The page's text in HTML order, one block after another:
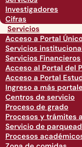
Investigadores
Cifras
Servicios
Acceso a Portal
Servicios
Servicios Financieros
Acceso al Portal del
Acceso a Portal
Ingreso a más
Centros de servicio
Proceso de grado
Procesos y trámites
Servicio de
Procesos